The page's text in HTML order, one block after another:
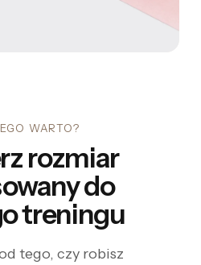
WARTO?
rozmiar
do
treningu
tego, czy robisz